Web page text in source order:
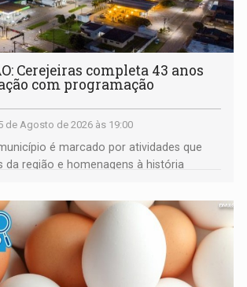
Cerejeiras completa 43 anos
com programação
de Agosto de 2026 às 19:00
é marcado por atividades que
da região e homenagens à história